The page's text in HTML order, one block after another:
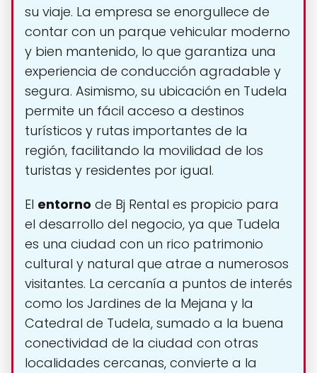
su viaje. La empresa se enorgullece de
contar con un parque vehicular moderno
y bien mantenido, lo que garantiza una
experiencia de conducción agradable y
segura. Asimismo, su ubicación en Tudela
permite un fácil acceso a destinos
turísticos y rutas importantes de la
región, facilitando la movilidad de los
turistas y residentes por igual.
El entorno de Bj Rental es propicio para
el desarrollo del negocio, ya que Tudela
es una ciudad con un rico patrimonio
cultural y natural que atrae a numerosos
visitantes. La cercanía a puntos de interés
como los Jardines de la Mejana y la
Catedral de Tudela, sumado a la buena
conectividad de la ciudad con otras
localidades cercanas, convierte a la